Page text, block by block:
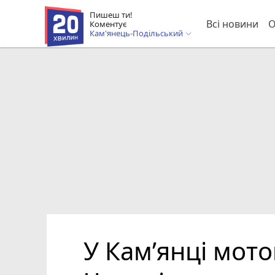
Пишеш ти!
Коментує
Кам'янець-Подільський
Всі новини
У Кам’янці